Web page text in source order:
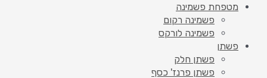
מטפחת פשמינה
פשמינה רקום
פשמינה לורקס
פשתן
פשתן חלק
פשתן פרנז' כסף